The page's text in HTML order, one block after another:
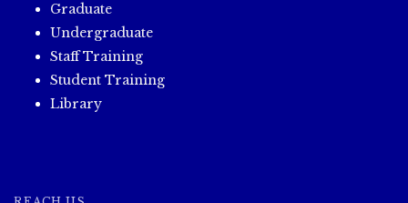
Graduate
Undergraduate
Staff Training
Student Training
Library